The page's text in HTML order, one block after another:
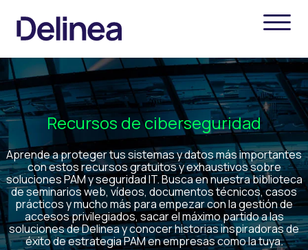
Recursos de ciberseguridad
Aprende a proteger tus sistemas y datos más importantes
con estos recursos gratuitos y exhaustivos sobre
soluciones PAM y seguridad IT. Busca en nuestra biblioteca
de seminarios web, vídeos, documentos técnicos, casos
prácticos y mucho más para empezar con la gestión de
accesos privilegiados, sacar el máximo partido a las
soluciones de Delinea y conocer historias inspiradoras de
éxito de estrategia PAM en empresas como la tuya.